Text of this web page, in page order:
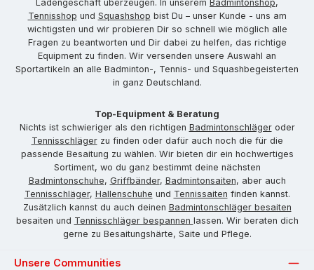
Ladengeschäft überzeugen. In unserem Badmintonshop,
Tennisshop und Squashshop bist Du – unser Kunde - uns am
wichtigsten und wir probieren Dir so schnell wie möglich alle
Fragen zu beantworten und Dir dabei zu helfen, das richtige
Equipment zu finden. Wir versenden unsere Auswahl an
Sportartikeln an alle Badminton-, Tennis- und Squashbegeisterten
in ganz Deutschland.
Top-Equipment & Beratung
Nichts ist schwieriger als den richtigen Badmintonschlägeroder
Tennisschlägerzu finden oder dafür auch noch die für die
passende Besaitung zu wählen. Wir bieten dir ein hochwertiges
Sortiment, wo du ganz bestimmt deine nächsten
Badmintonschuhe, Griffbänder, Badmintonsaiten, aber auch
Tennisschläger, Hallenschuhe und Tennissaiten finden kannst.
Zusätzlich kannst du auch deinen Badmintonschläger besaiten
besaiten und Tennisschläger bespannen lassen. Wir beraten dich
gerne zu Besaitungshärte, Saite und Pflege.
Unsere Communities